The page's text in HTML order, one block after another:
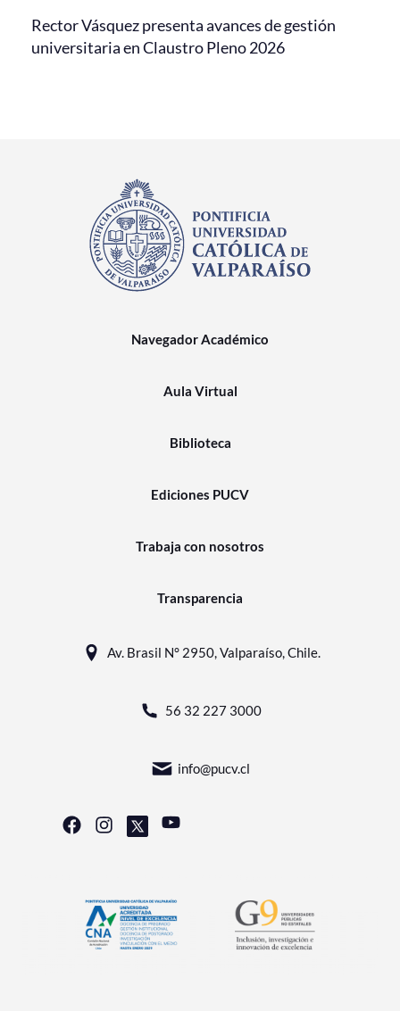
Rector Vásquez presenta avances de gestión
universitaria en Claustro Pleno 2026
Navegador Académico
Aula Virtual
Biblioteca
Ediciones PUCV
Trabaja con nosotros
Transparencia
Av. Brasil N° 2950, Valparaíso, Chile.
56 32 227 3000
info@pucv.cl